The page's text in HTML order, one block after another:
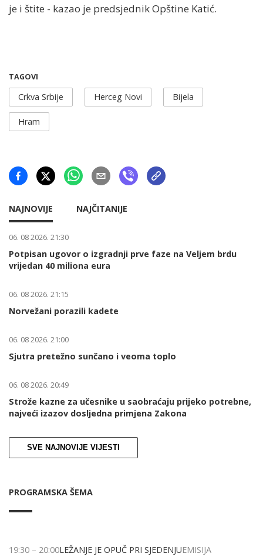
je i štite - kazao je predsjednik Opštine Katić.
TAGOVI
Crkva Srbije Herceg Novi Bijela
Hram
NAJNOVIJE NAJČITANIJE
06. 08 2026. 21:30
Potpisan ugovor o izgradnji prve faze na Veljem brdu
vrijedan 40 miliona eura
06. 08 2026. 21:15
Norvežani porazili kadete
06. 08 2026. 21:00
Sjutra pretežno sunčano i veoma toplo
06. 08 2026. 20:49
Strože kazne za učesnike u saobraćaju prijeko potrebne,
najveći izazov dosljedna primjena Zakona
SVE NAJNOVIJE VIJESTI
PROGRAMSKA ŠEMA
19:30 – 20:00LEŽANJE JE OPUČ PRI SJEDENJUEMISIJA